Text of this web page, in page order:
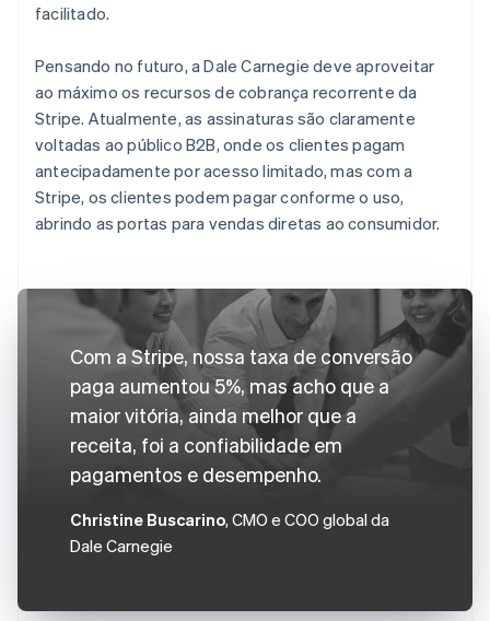
facilitado.
Pensando no futuro, a Dale Carnegie deve aproveitar
ao máximo os recursos de cobrança recorrente da
Stripe. Atualmente, as assinaturas são claramente
voltadas ao público B2B, onde os clientes pagam
antecipadamente por acesso limitado, mas com a
Stripe, os clientes podem pagar conforme o uso,
abrindo as portas para vendas diretas ao consumidor.
Com a Stripe, nossa taxa de conversão
paga aumentou 5%, mas acho que a
maior vitória, ainda melhor que a
receita, foi a confiabilidade em
pagamentos e desempenho.
Christine Buscarino, CMO e COO global da
Dale Carnegie